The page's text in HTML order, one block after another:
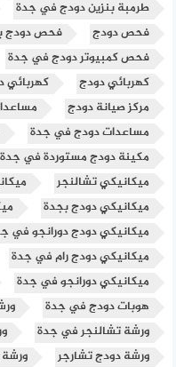
طرمبة بنزين دودج في جدة
فحص دودج
فحص دودج
فحص كمبيوتر دودج في جدة
كهربائي دودج
مركز صيانة دودج
مساعدات دودج في جدة
مكينة دودج مستوردة في جدة
ميكانيكي تشالنجر
ميكانيكي دودج بجدة
ميكانيكي دودج دورانجو في
ميكانيكي دودج رام في جدة
ميكانيكي دورانجو في جدة
هوبات دودج في جدة
ورشة تشالنجر في جدة
ورشة دودج تشارجر
ورشة